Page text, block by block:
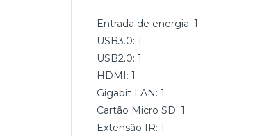
Entrada de energia: 1
USB3.0: 1
USB2.0: 1
HDMI: 1
Gigabit LAN: 1
Cartão Micro SD: 1
Extensão IR: 1